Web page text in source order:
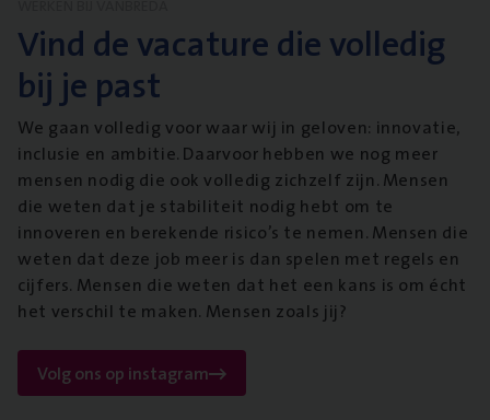
Vind de vacature die volledig
bij je past
We gaan volledig voor waar wij in geloven: innovatie,
inclusie en ambitie. Daarvoor hebben we nog meer
mensen nodig die ook volledig zichzelf zijn. Mensen
die weten dat je stabiliteit nodig hebt om te
innoveren en berekende risico’s te nemen. Mensen die
weten dat deze job meer is dan spelen met regels en
cijfers. Mensen die weten dat het een kans is om écht
het verschil te maken. Mensen zoals jij?
Volg ons op instagram